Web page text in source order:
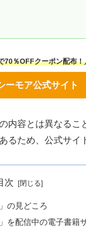
70％OFFクーポン配布！
ーモア公式サイト
内容とは異なるこ
るため、公式サイ
次
の見どころ
を配信中の電子書籍